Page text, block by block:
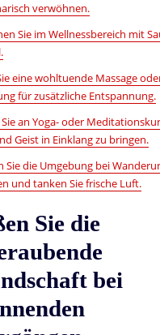
verwöhnen.
Sie im Wellnessbereich mit
eine wohltuende Massage
für zusätzliche Entspannung.
an Yoga- oder
Geist in Einklang zu bringen.
Sie die Umgebung bei
und tanken Sie frische Luft.
Sie die
bei